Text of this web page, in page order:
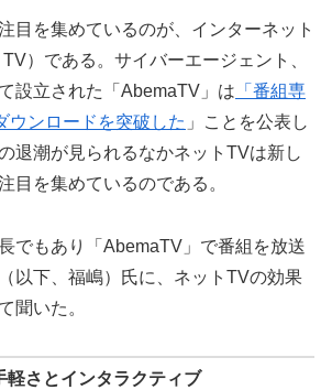
目を集めているのが、インターネット
）である。サイバーエージェント、
設立された「AbemaTV」は 「番組専
ウンロードを突破した 」ことを公表し
退潮が見られるなかネットTVは新し
目を集めているのである。
でもあり「AbemaTV」で番組を放送
以下、福嶋）氏に、ネットTVの効果
聞いた。
軽さとインタラクティブ